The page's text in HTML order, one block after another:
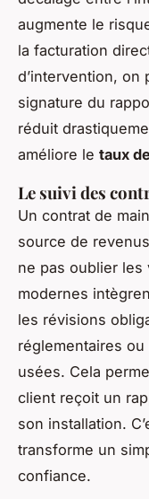
augmente le
la facturation
d’intervention, on
signature du
réduit
améliore le taux
Le suivi des
Un contrat de
source de
ne pas oublier
modernes
les révisions
réglementaires
usées. Cela
client reçoit un
son installation.
transforme un
confiance.